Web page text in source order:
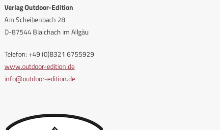
Verlag Outdoor-Edition
Am Scheibenbach 28
D-87544 Blaichach im Allgäu
Telefon: +49 (0)8321 6755929
www.outdoor-edition.de
info@outdoor-edition.de